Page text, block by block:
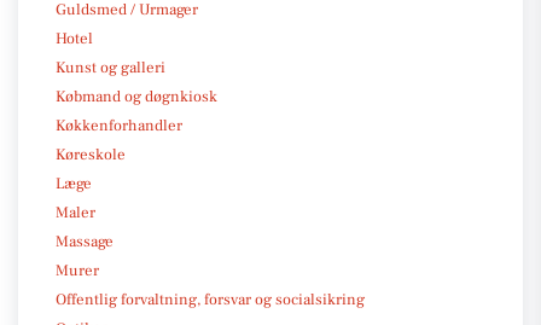
Guldsmed / Urmager
Hotel
Kunst og galleri
Købmand og døgnkiosk
Køkkenforhandler
Køreskole
Læge
Maler
Massage
Murer
Offentlig forvaltning, forsvar og socialsikring